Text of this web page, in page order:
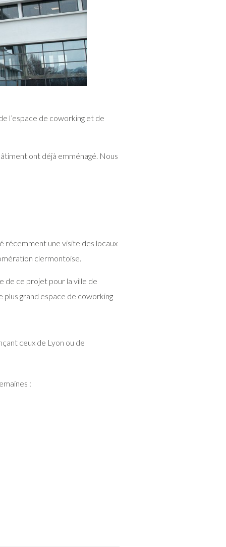
l’espace de coworking et de
ont déjà emménagé. Nous
récemment une visite des locaux
clermontoise.
de ce projet pour la ville de
plus grand espace de coworking
ceux de Lyon ou de
: